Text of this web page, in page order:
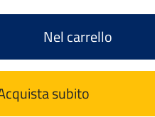
Nel carrello
subito